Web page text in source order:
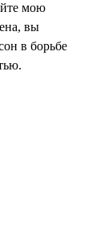
мою
вы
в борьбе